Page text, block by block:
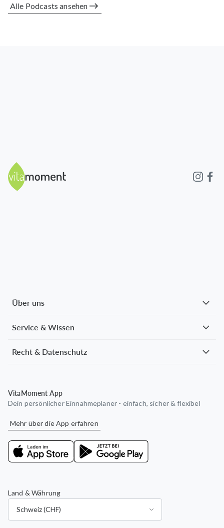
Alle Podcasts ansehen
Über uns
Service & Wissen
Recht & Datenschutz
VitaMoment App
Dein persönlicher Einnahmeplaner - einfach, sicher & flexibel
Mehr über die App erfahren
Land & Währung